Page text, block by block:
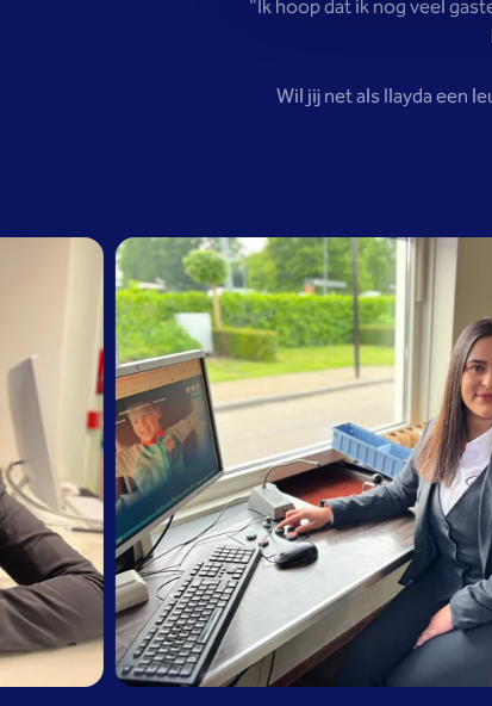
"Ik hoop dat ik nog veel
Wil jij net als Ilayda een